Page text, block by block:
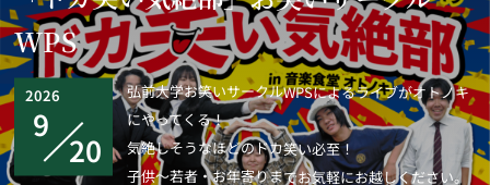
WPS
2026
9
20
弘前大学お笑いサークルWPSによるライブがオトノキ
にやってくる！
気絶しそうなほどのドカ笑い必至！
子供～若者・お年寄りまでお気軽にお越しください。